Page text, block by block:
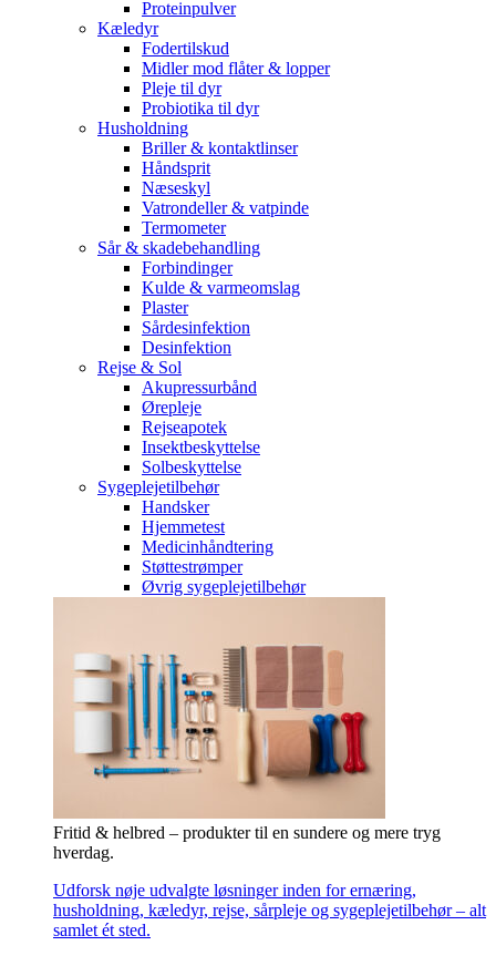
Proteinpulver
Kæledyr
Fodertilskud
Midler mod flåter & lopper
Pleje til dyr
Probiotika til dyr
Husholdning
Briller & kontaktlinser
Håndsprit
Næseskyl
Vatrondeller & vatpinde
Termometer
Sår & skadebehandling
Forbindinger
Kulde & varmeomslag
Plaster
Sårdesinfektion
Desinfektion
Rejse & Sol
Akupressurbånd
Ørepleje
Rejseapotek
Insektbeskyttelse
Solbeskyttelse
Sygeplejetilbehør
Handsker
Hjemmetest
Medicinhåndtering
Støttestrømper
Øvrig sygeplejetilbehør
Fritid & helbred – produkter til en sundere og mere tryg
hverdag.
Udforsk nøje udvalgte løsninger inden for ernæring,
husholdning, kæledyr, rejse, sårpleje og sygeplejetilbehør – alt
samlet ét sted.